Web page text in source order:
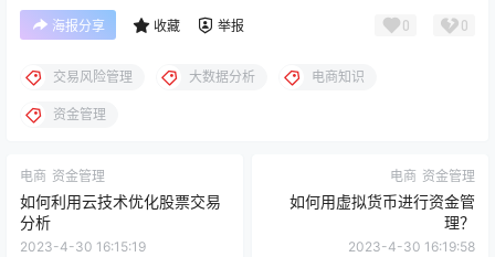
海报分享 收藏 举报 0 0
交易风险管理 大数据分析 电商知识
资金管理
电商 资金管理
如何利用云技术优化股票交易
分析
2023-4-30 16:15:19
电商 资金管理
如何用虚拟货币进行资金管
理？
2023-4-30 16:19:58